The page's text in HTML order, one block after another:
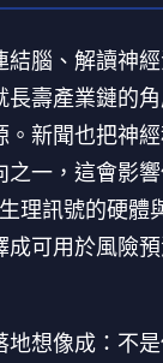
結腦、解讀神
壽產業鏈的
。新聞也把神
一，這會影
理訊號的硬體
成可用於風險
想像成：不